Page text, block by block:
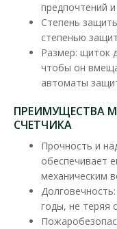
Щиток ШМР 1Ф-
Доступность:
Щиток для
распределения
354.75 грн
предпочтений
Степень
степенью
Размер: щиток
чтобы он
автоматы
ПРЕИМУЩЕСТВА
СЧЕТЧИКА
Прочность и
обеспечивает
механическим
годы, не теряя